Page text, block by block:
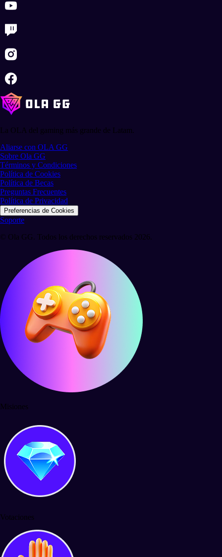
La OLA del gaming más grande de Latam.
Aliarse con OLA GG
Sobre Ola GG
Términos y Condiciones
Política de Cookies
Política de Becas
Preguntas Frecuentes
Política de Privacidad
Preferencias de Cookies
Soporte
© Ola GG. Todos los derechos reservados 2026.
Misiones
Votaciones